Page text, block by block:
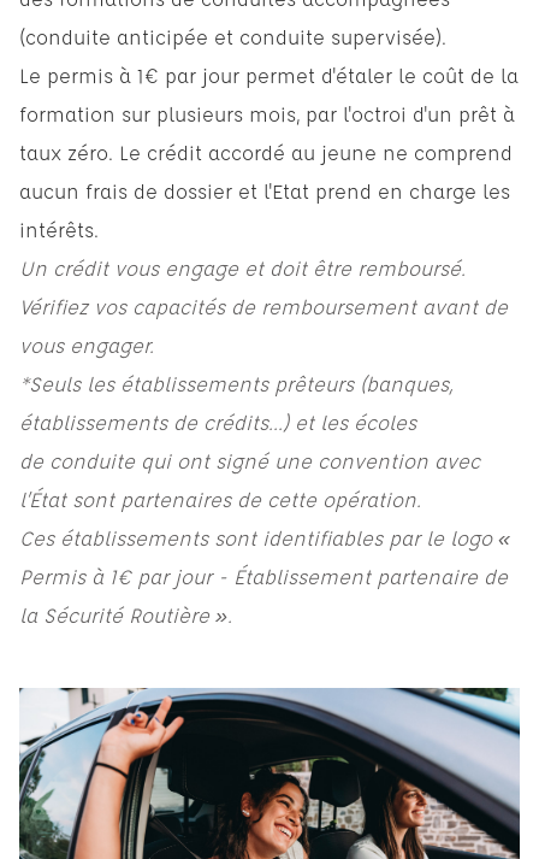
(conduite anticipée et conduite supervisée).
Le permis à 1€ par jour permet d'étaler le coût de la
formation sur plusieurs mois, par l'octroi d'un prêt à
taux zéro. Le crédit accordé au jeune ne comprend
aucun frais de dossier et l'Etat prend en charge les
intérêts.
Un crédit vous engage et doit être remboursé.
Vérifiez vos capacités de remboursement avant de
vous engager.
*Seuls les établissements prêteurs (banques,
établissements de crédits...) et les écoles
de conduite qui ont signé une convention avec
l’État sont partenaires de cette opération.
Ces établissements sont identifiables par le logo «
Permis à 1€ par jour - Établissement partenaire de
la Sécurité Routière ».